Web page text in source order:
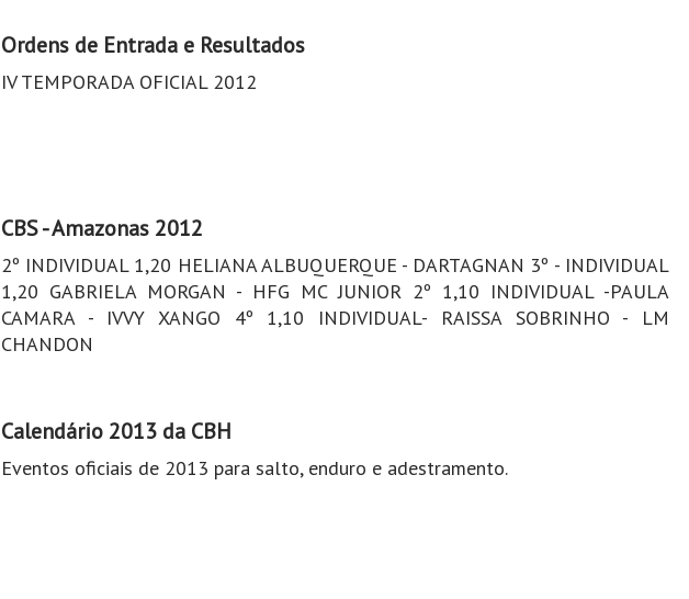
Ordens de Entrada e Resultados
IV TEMPORADA OFICIAL 2012
CBS - Amazonas 2012
2º INDIVIDUAL 1,20 HELIANA ALBUQUERQUE - DARTAGNAN 3º - INDIVIDUAL
1,20 GABRIELA MORGAN - HFG MC JUNIOR 2º 1,10 INDIVIDUAL -PAULA
CAMARA - IVVY XANGO 4º 1,10 INDIVIDUAL- RAISSA SOBRINHO - LM
CHANDON
Calendário 2013 da CBH
Eventos oficiais de 2013 para salto, enduro e adestramento.